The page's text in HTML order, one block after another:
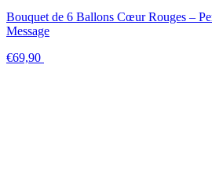
Bouquet de 6 Ballons Cœur Rouges –
Message
€69,90